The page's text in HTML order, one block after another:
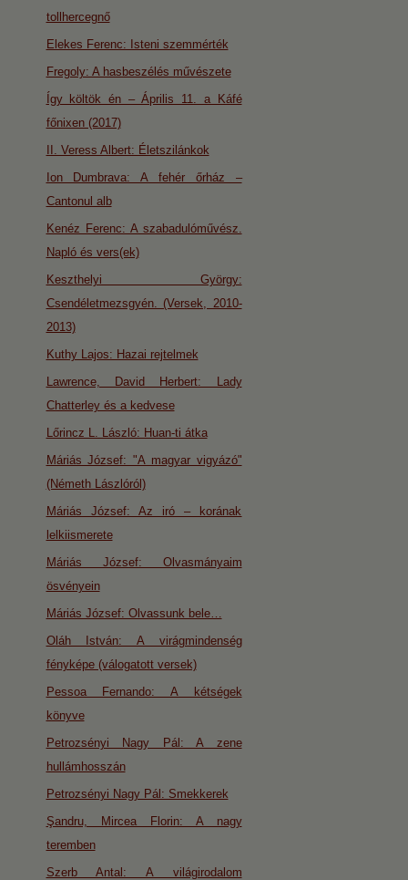
tollhercegnő
Elekes Ferenc: Isteni szemmérték
Fregoly: A hasbeszélés művészete
Így költök én – Április 11. a Káfé
főnixen (2017)
II. Veress Albert: Életszilánkok
Ion Dumbrava: A fehér őrház –
Cantonul alb
Kenéz Ferenc: A szabadulóművész.
Napló és vers(ek)
Keszthelyi György:
Csendéletmezsgyén. (Versek, 2010-
2013)
Kuthy Lajos: Hazai rejtelmek
Lawrence, David Herbert: Lady
Chatterley és a kedvese
Lőrincz L. László: Huan-ti átka
Máriás József: "A magyar vigyázó"
(Németh Lászlóról)
Máriás József: Az iró – korának
lelkiismerete
Máriás József: Olvasmányaim
ösvényein
Máriás József: Olvassunk bele…
Oláh István: A virágmindenség
fényképe (válogatott versek)
Pessoa Fernando: A kétségek
könyve
Petrozsényi Nagy Pál: A zene
hullámhosszán
Petrozsényi Nagy Pál: Smekkerek
Şandru, Mircea Florin: A nagy
teremben
Szerb Antal: A világirodalom